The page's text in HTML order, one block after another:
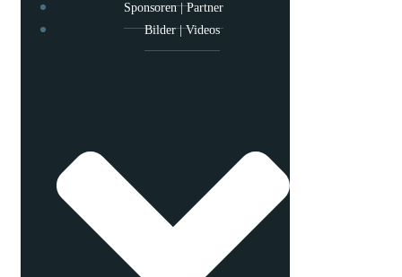
Sponsoren | Partner
Bilder | Videos